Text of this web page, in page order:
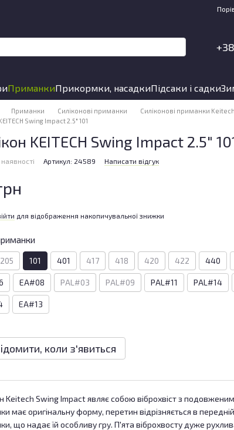
ПриманкиПрикормки, насадкиПідсаки і садки
Приманки Силіконові приманки
Силіконові приманки Keitech
Swing Impact 2.5" 101
KEITECH Swing Impact 2.5"
Артикул: 24589 Написати відгук
для відображення накопичувальної знижки
205 101 401 417 418 420 422 440
EA#08 PAL#03 PAL#09 PAL#11 PAL#14
EA#13
коли з'явиться
Keitech Swing Impact являє собою віброхвіст з
має оригінальну форму, перетин відрізняється в
що надає їй особливу гру. П'ята віброхвосту дуже